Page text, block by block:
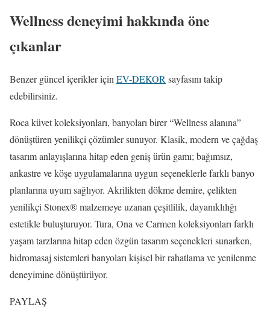
Wellness deneyimi hakkında öne
çıkanlar
Benzer güncel içerikler için EV-DEKOR sayfasını takip
edebilirsiniz.
Roca küvet koleksiyonları, banyoları birer “Wellness alanına”
dönüştüren yenilikçi çözümler sunuyor. Klasik, modern ve çağdaş
tasarım anlayışlarına hitap eden geniş ürün gamı; bağımsız,
ankastre ve köşe uygulamalarına uygun seçeneklerle farklı banyo
planlarına uyum sağlıyor. Akrilikten dökme demire, çelikten
yenilikçi Stonex® malzemeye uzanan çeşitlilik, dayanıklılığı
estetikle buluşturuyor. Tura, Ona ve Carmen koleksiyonları farklı
yaşam tarzlarına hitap eden özgün tasarım seçenekleri sunarken,
hidromasaj sistemleri banyoları kişisel bir rahatlama ve yenilenme
deneyimine dönüştürüyor.
PAYLAŞ